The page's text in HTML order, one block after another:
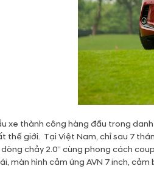
xe thành công hàng đầu trong
thế giới. Tại Việt Nam, chỉ sau 7
chảy 2.0” cùng phong cách
màn hình cảm ứng AVN 7 inch,